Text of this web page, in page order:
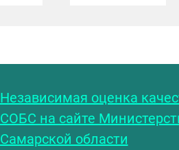
Независимая оценка
СОБС на сайте
Самарской области